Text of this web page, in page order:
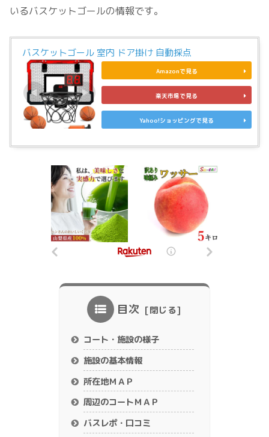
いるバスケットゴールの情報です。
バスケットゴール 室内 ドア掛け 自動採点
Amazonで見る
楽天市場で見る
Yahoo!ショッピングで見る
目次
コート・施設の様子
施設の基本情報
所在地ＭＡＰ
周辺のコートＭＡＰ
バスレポ・口コミ